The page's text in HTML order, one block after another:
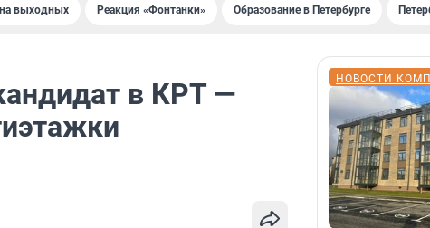
выходных Реакция «Фонтанки» Образование в Петербурге
в КРТ —
НОВОСТИ